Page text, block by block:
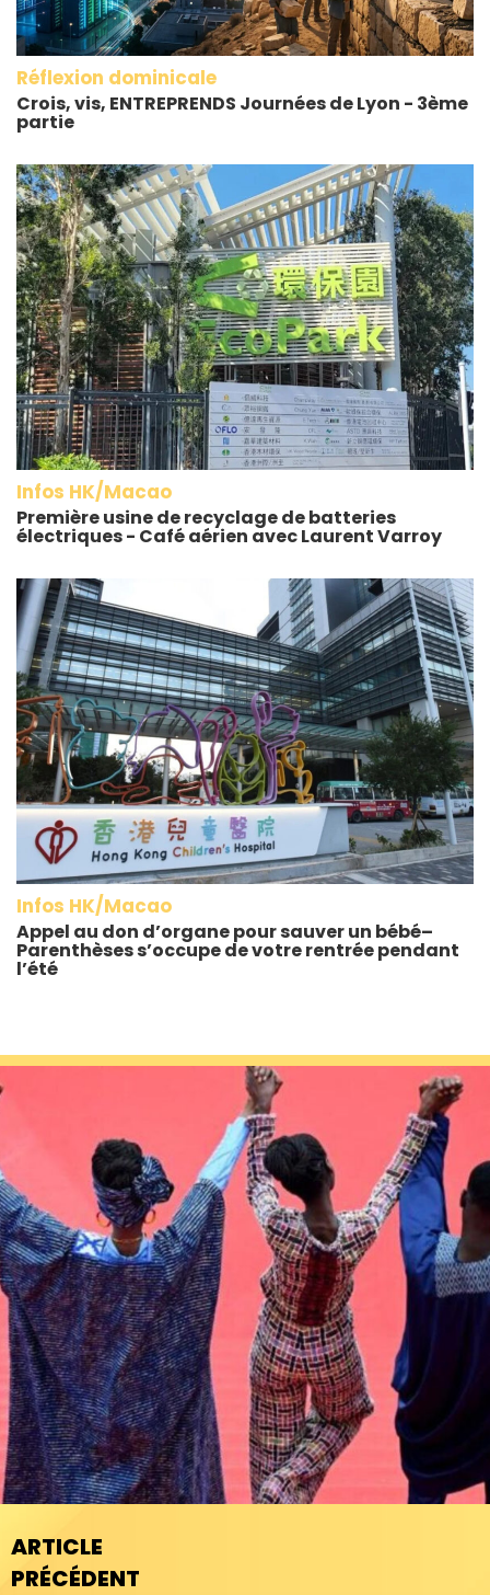
Réflexion dominicale
Crois, vis, ENTREPRENDS Journées de Lyon - 3ème
partie
Infos HK/Macao
Première usine de recyclage de batteries
électriques - Café aérien avec Laurent Varroy
Infos HK/Macao
Appel au don d’organe pour sauver un bébé–
Parenthèses s’occupe de votre rentrée pendant
l’été
ARTICLE
PRÉCÉDENT